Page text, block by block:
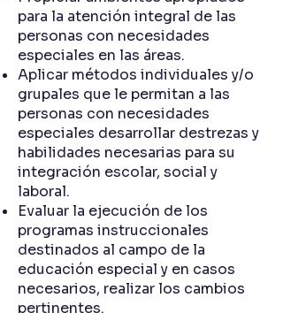
para la atención integral de las
personas con necesidades
especiales en las áreas.
Aplicar métodos individuales y/o
grupales que le permitan a las
personas con necesidades
especiales desarrollar destrezas y
habilidades necesarias para su
integración escolar, social y
laboral.
Evaluar la ejecución de los
programas instruccionales
destinados al campo de la
educación especial y en casos
necesarios, realizar los cambios
pertinentes.